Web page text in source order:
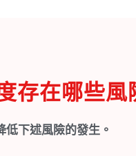
存在哪些風
下述風險的發生。